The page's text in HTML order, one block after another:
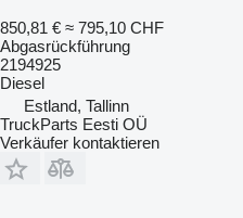
850,81 € ≈ 795,10 CHF
Abgasrückführung
2194925
Diesel
Estland, Tallinn
TruckParts Eesti OÜ
Verkäufer kontaktieren